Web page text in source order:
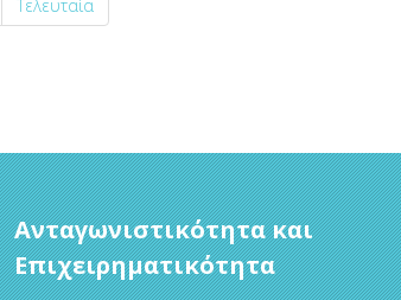
Τελευταία
Ανταγωνιστικότητα και
Επιχειρηματικότητα